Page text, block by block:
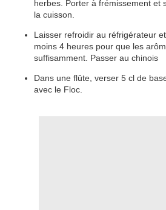
herbes. Porter à frémissement et
la cuisson.
Laisser refroidir au réfrigérateur
moins 4 heures pour que les
suffisamment. Passer au chinois
Dans une flûte, verser 5 cl de
avec le Floc.